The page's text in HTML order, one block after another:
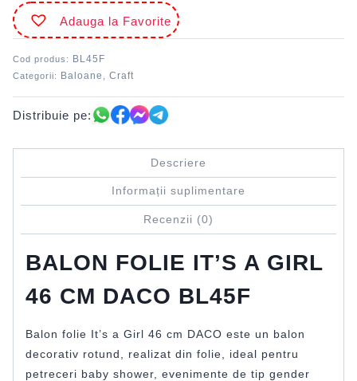
Adauga la Favorite
Cod produs: BL45F
Categorii: Baloane Craft
Distribuie pe:
Descriere
Informații suplimentare
Recenzii (0)
BALON FOLIE IT’S A GIRL
46 CM DACO BL45F
Balon folie It’s a Girl 46 cm DACO este un balon
decorativ rotund, realizat din folie, ideal pentru
petreceri baby shower, evenimente de tip gender